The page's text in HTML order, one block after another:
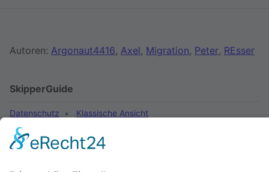
Autoren: Argonaut4416, Axel, Migration, Peter, REsser
SkipperGuide
Datenschutz Klassische Ansicht